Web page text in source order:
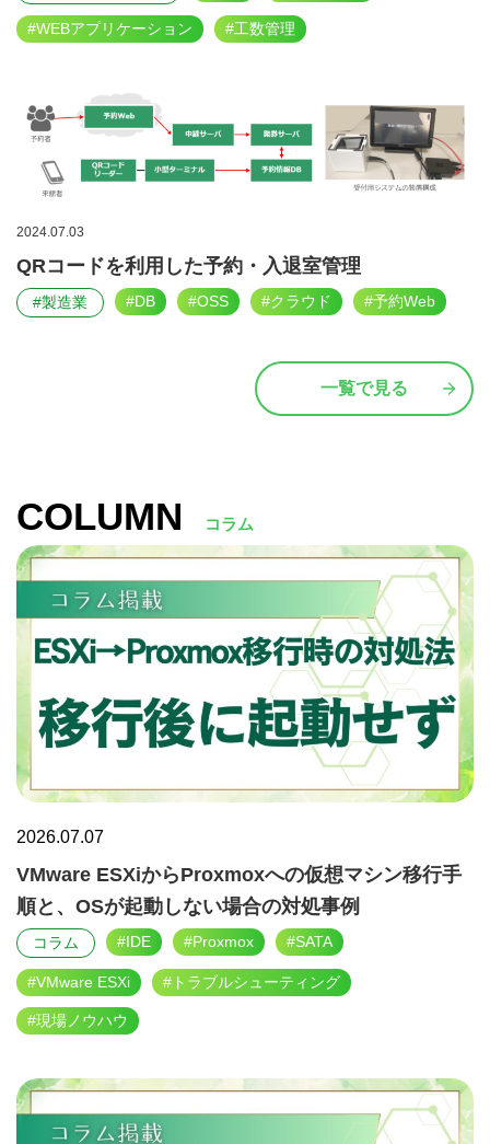
#WEBアプリケーション #工数管理
2024.07.03
QRコードを利用した予約・入退室管理
#製造業 #DB #OSS #クラウド #予約Web
一覧で見る
COLUMN コラム
2026.07.07
VMware ESXiからProxmoxへの仮想マシン移行手
順と、OSが起動しない場合の対処事例
コラム #IDE #Proxmox #SATA
#VMware ESXi #トラブルシューティング
#現場ノウハウ